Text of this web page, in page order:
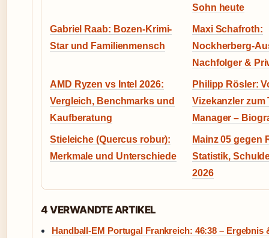
Sohn heute
Gabriel Raab: Bozen-Krimi-
Star und Familienmensch
Maxi Schafroth:
Nockherberg-
Nachfolger &
AMD Ryzen vs Intel 2026:
Vergleich, Benchmarks und
Kaufberatung
Philipp Rösler:
Vizekanzler zum
Manager –
Stieleiche (Quercus robur):
Merkmale und Unterschiede
Mainz 05 gegen
Statistik,
2026
4 VERWANDTE ARTIKEL
Handball-EM Portugal Frankreich: 46:38 – Ergebnis